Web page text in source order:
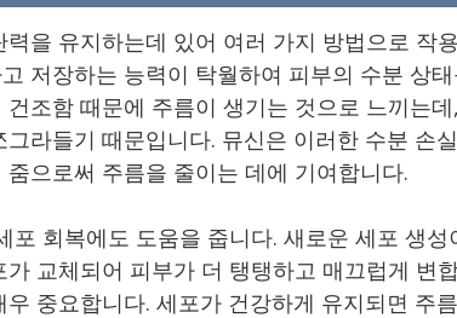
력을 유지하는데 있어 여러 가지 방법으로 작
저장하는 능력이 탁월하여 피부의 수분 상
건조함 때문에 주름이 생기는 것으로 느끼는
그라들기 때문입니다. 뮤신은 이러한 수분 손
줌으로써 주름을 줄이는 데에 기여합니다.
포 회복에도 도움을 줍니다. 새로운 세포 생
가 교체되어 피부가 더 탱탱하고 매끄럽게 변
우 중요합니다. 세포가 건강하게 유지되면 주